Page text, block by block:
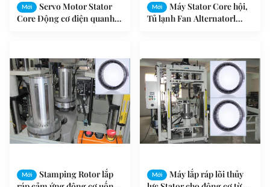
Mới
Servo Motor Stator
Core Động cơ điện quanh
Mới
Máy Stator Core hội,
Tủ lạnh Fan Alternatorl
Mới
Stamping Rotor lắp
Mới
Máy lắp ráp lõi thủy